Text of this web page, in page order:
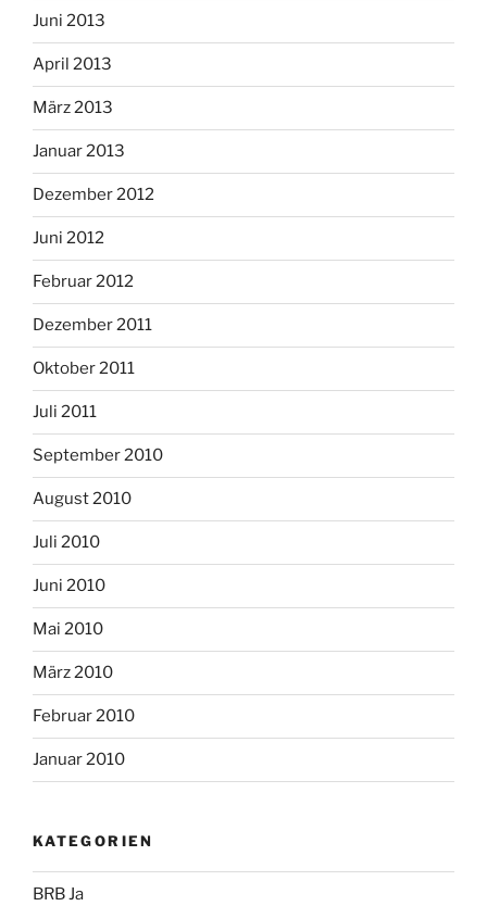
Juni 2013
April 2013
März 2013
Januar 2013
Dezember 2012
Juni 2012
Februar 2012
Dezember 2011
Oktober 2011
Juli 2011
September 2010
August 2010
Juli 2010
Juni 2010
Mai 2010
März 2010
Februar 2010
Januar 2010
KATEGORIEN
BRB Ja